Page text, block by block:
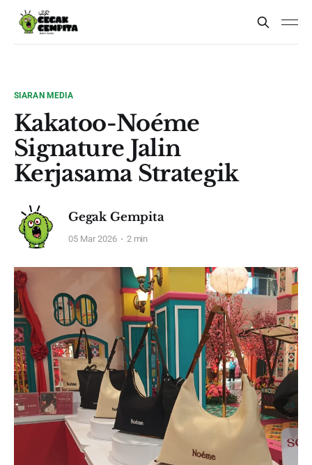
SIARAN MEDIA
Kakatoo-Noéme
Signature Jalin
Kerjasama Strategik
Gegak Gempita
05 Mar 2026 2 min